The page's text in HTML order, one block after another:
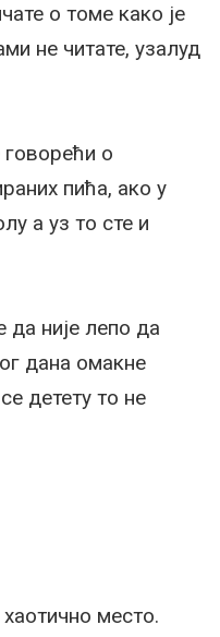
о томе како је
не читате, узалуд
о
пића, ако у
а уз то сте и
да није лепо да
дана омакне
детету то не
место.